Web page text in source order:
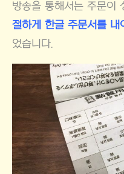
방송을 통해서는 주문이
절하게 한글 주문서를 내
었습니다.